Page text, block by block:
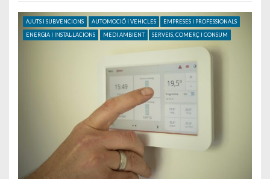
AJUTS I SUBVENCIONS AUTOMOCIÓ I VEHICLES
EMPRESES I PROFESSIONALS
ENERGIA I INSTAL·LACIONS
MEDI AMBIENT SERVEIS, COMERÇ I CONSUM